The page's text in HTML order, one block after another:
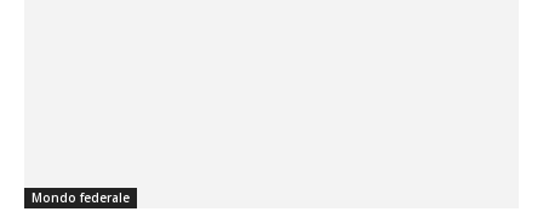
Mondo federale